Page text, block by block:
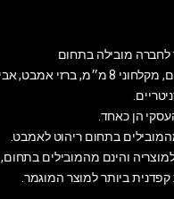
לחברה מובילה בתחום
אמבט, אביזרי
הן כאחד.
בתחום ריהוט לאמבט.
והינם מהמובילים בתחום,
ביותר למוצר המוגמר.